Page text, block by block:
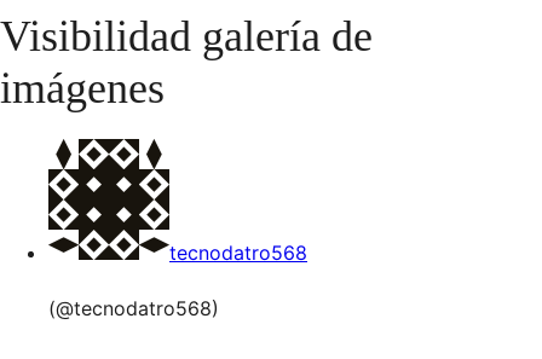
los
foros
Visibilidad galería de
imágenes
tecnodatro568
(@tecnodatro568)